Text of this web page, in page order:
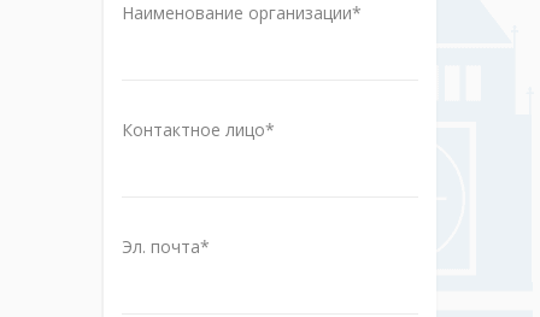
Наименование организации*
Контактное лицо*
Эл. почта*